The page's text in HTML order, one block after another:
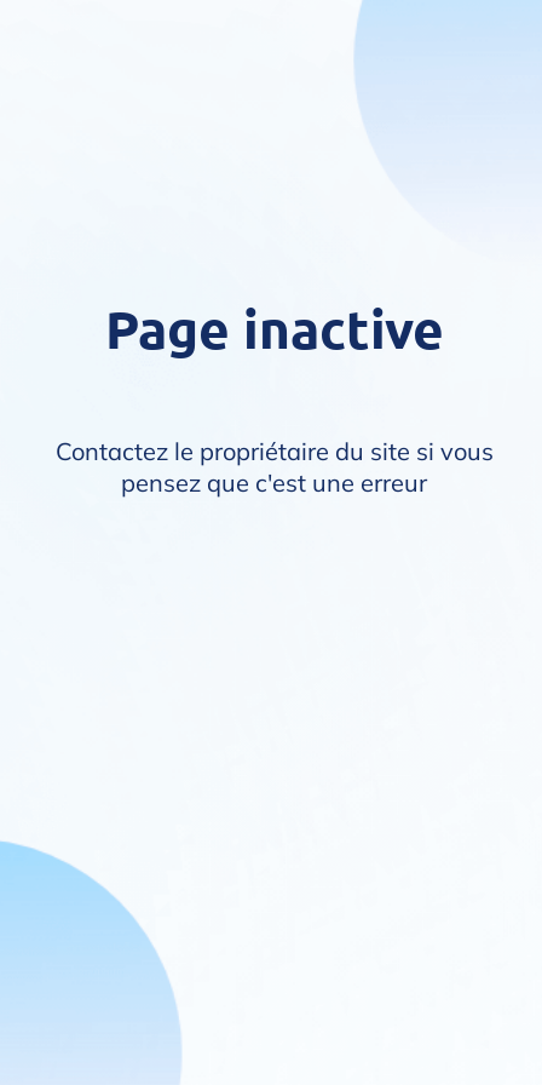
Page inactive
Contactez le propriétaire du site si vous
pensez que c'est une erreur